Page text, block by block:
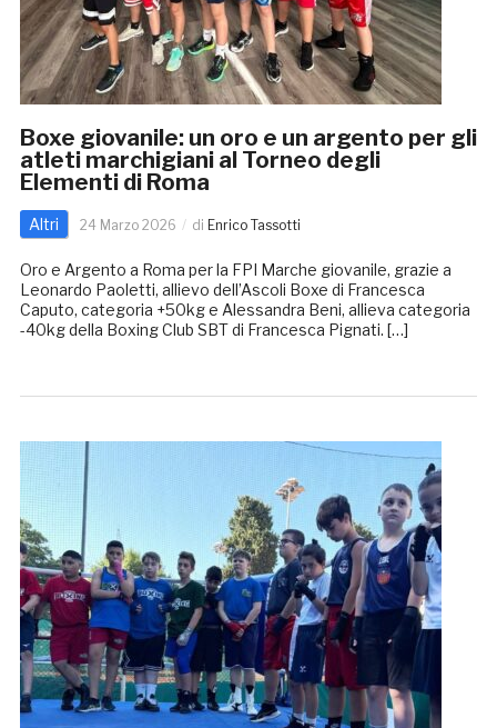
Boxe giovanile: un oro e un argento per gli
atleti marchigiani al Torneo degli
Elementi di Roma
Altri 24 Marzo 2026 di Enrico Tassotti
Oro e Argento a Roma per la FPI Marche giovanile, grazie a
Leonardo Paoletti, allievo dell’Ascoli Boxe di Francesca
Caputo, categoria +50kg e Alessandra Beni, allieva categoria
-40kg della Boxing Club SBT di Francesca Pignati. […]